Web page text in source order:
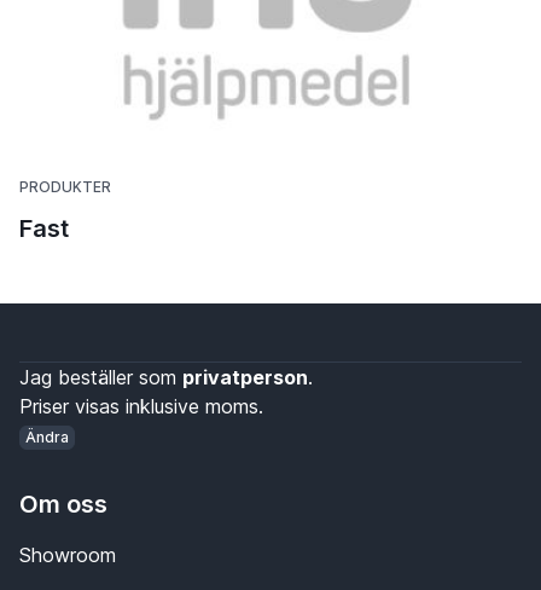
PRODUKTER
Fast
Jag beställer som privatperson.
Priser visas inklusive moms.
Ändra
Om oss
Showroom